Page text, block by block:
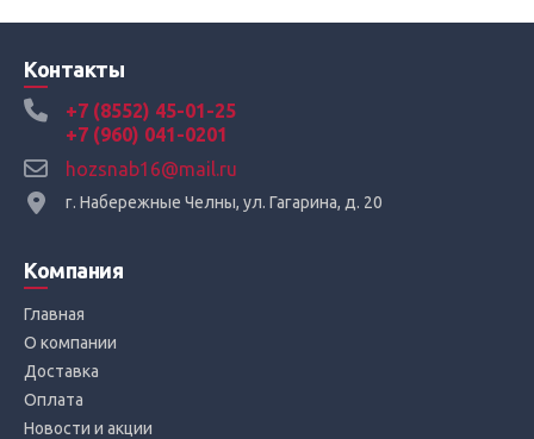
Контакты
+7 (8552) 45-01-25
+7 (960) 041-0201
hozsnab16@mail.ru
г. Набережные Челны, ул. Гагарина, д. 20
Компания
Главная
О компании
Доставка
Оплата
Новости и акции